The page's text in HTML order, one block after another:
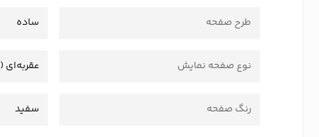
طرح صفحه ساده
نوع صفحه نمایش عقربه‌ای
رنگ صفحه سفید